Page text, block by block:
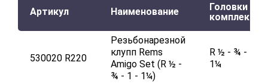
Артикул Наименование
Головки в
комплекте
530020 R220
Резьбонарезной
клупп Rems
Аmigo Set (R ½ -
¾ - 1 - 1¼)
R ½ - ¾ - 1 -
1¼